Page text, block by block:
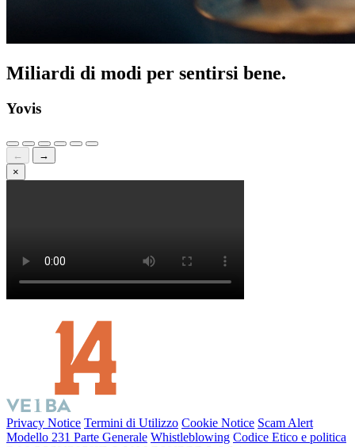
Miliardi di modi per sentirsi bene.
Yovis
←
→
×
Privacy Notice Termini di Utilizzo Cookie Notice Scam Alert
Modello 231 Parte Generale Whistleblowing Codice Etico e politica